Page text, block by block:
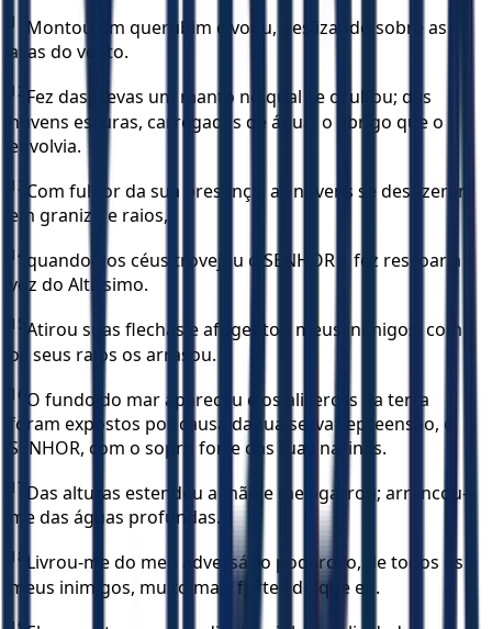
11
Montou um querubim e voou, deslizando sobre as
asas do vento.
12 Fez das trevas um manto no qual se ocultou; das
nuvens escuras, carregadas de água, o abrigo que o
envolvia.
13 Com fulgor da sua presença, as nuvens se desfizeram
em granizo e raios,
14 quando dos céus trovejou o SENHOR e fez ressoar a
voz do Altíssimo.
15 Atirou suas flechas e afugentou meus inimigos, com
os seus raios os arrasou.
16 O fundo do mar apareceu e os alicerces da terra
foram expostos por causa da tua serva repreensão, ó
SENHOR, com o sopro forte das tuas narinas.
17 Das alturas estendeu a mão e me agarrou; arrancou-
me das águas profundas.
18 Livrou-me do meu adversário poderoso, de todos os
meus inimigos, muito mais fortes do que eu.